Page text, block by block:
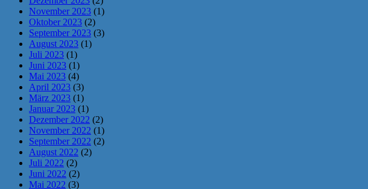
November 2023 (1)
Oktober 2023 (2)
September 2023 (3)
August 2023 (1)
Juli 2023 (1)
Juni 2023 (1)
Mai 2023 (4)
April 2023 (3)
März 2023 (1)
Januar 2023 (1)
Dezember 2022 (2)
November 2022 (1)
September 2022 (2)
August 2022 (2)
Juli 2022 (2)
Juni 2022 (2)
Mai 2022 (3)